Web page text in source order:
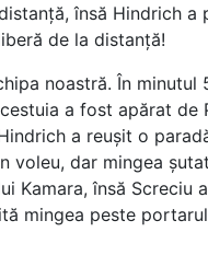
însă Hindrich
de la distanță!
noastră. În
a fost apărat
a reușit o
voleu, dar mingea
Kamara, însă
mingea peste